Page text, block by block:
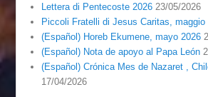
Lettera di Pentecoste 2026 23/05/2026
Piccoli Fratelli di Jesus Caritas, maggio
(Español) Horeb Ekumene, mayo 2026
(Español) Nota de apoyo al Papa León
(Español) Crónica Mes de Nazaret ,
17/04/2026